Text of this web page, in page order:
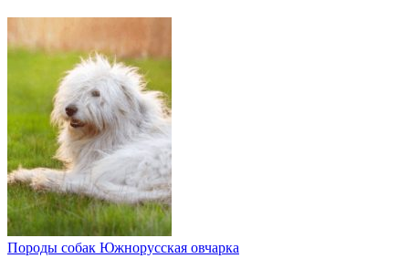
Породы собак Южнорусская овчарка